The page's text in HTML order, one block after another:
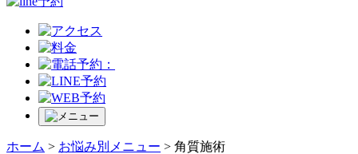
ホーム > お悩み別メニュー > 角質施術